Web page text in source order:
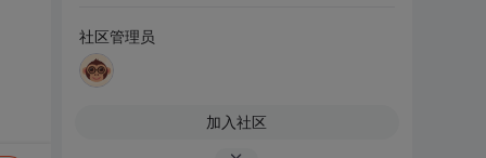
社区管理员
加入社区